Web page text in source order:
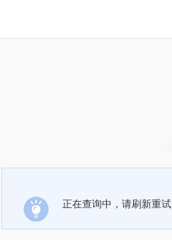
正在查询中，请刷新重试